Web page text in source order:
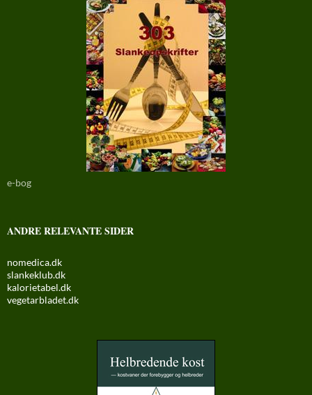
e-bog
ANDRE RELEVANTE SIDER
nomedica.dk
slankeklub.dk
kalorietabel.dk
vegetarbladet.dk